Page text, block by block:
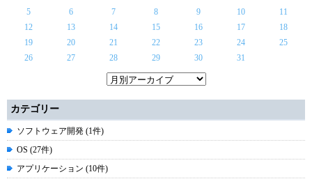
5
6 7 8 9 10
11
12
13 14 15 16 17
18
19
20 21 22 23 24
25
26
27 28 29 30 31
カテゴリー
ソフトウェア開発 (1件)
OS (27件)
アプリケーション (10件)